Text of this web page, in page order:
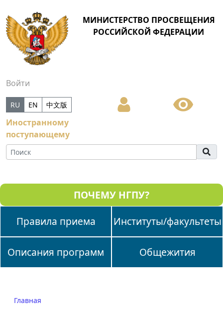
МИНИСТЕРСТВО ПРОСВЕЩЕНИЯ
РОССИЙСКОЙ ФЕДЕРАЦИИ
Войти
Иностранному
поступающему
RU EN 中文版
ПОЧЕМУ НГПУ?
Правила приема
Институты/факультеты
Описания программ Общежития
Главная